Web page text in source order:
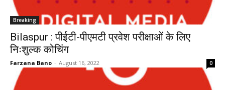
Breaking
Bilaspur : पीईटी-पीएमटी प्रवेश परीक्षाओं के लिए
निःशुल्क कोचिंग
Farzana Bano - August 16, 2022 0